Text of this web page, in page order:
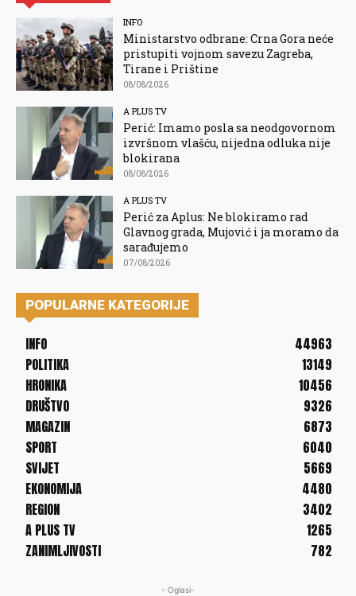
INFO
Ministarstvo odbrane: Crna Gora neće
pristupiti vojnom savezu Zagreba,
Tirane i Prištine
08/08/2026
A PLUS TV
Perić: Imamo posla sa neodgovornom
izvršnom vlašću, nijedna odluka nije
blokirana
08/08/2026
A PLUS TV
Perić za Aplus: Ne blokiramo rad
Glavnog grada, Mujović i ja moramo da
sarađujemo
07/08/2026
POPULARNE KATEGORIJE
INFO
44963
POLITIKA
13149
HRONIKA
10456
DRUŠTVO
9326
MAGAZIN
6873
SPORT
6040
SVIJET
5669
EKONOMIJA
4480
REGION
3402
A PLUS TV
1265
ZANIMLJIVOSTI
782
- Oglasi-